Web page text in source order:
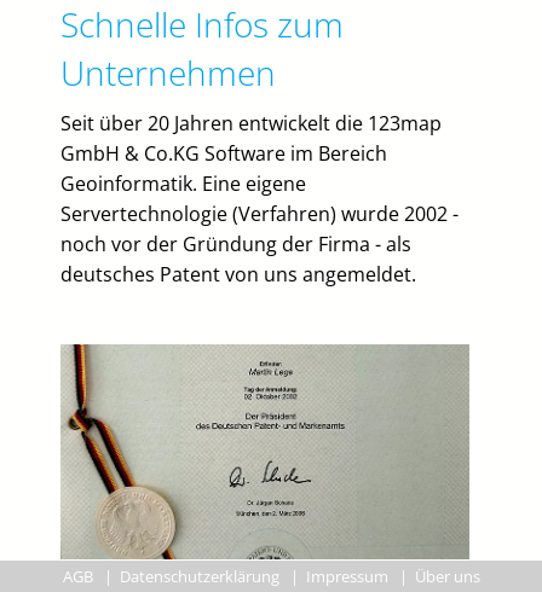
Schnelle Infos zum
Unternehmen
Seit über 20 Jahren entwickelt die 123map
GmbH & Co.KG Software im Bereich
Geoinformatik. Eine eigene
Servertechnologie (Verfahren) wurde 2002 -
noch vor der Gründung der Firma - als
deutsches Patent von uns angemeldet.
AGB | Datenschutzerklärung | Impressum | Über uns